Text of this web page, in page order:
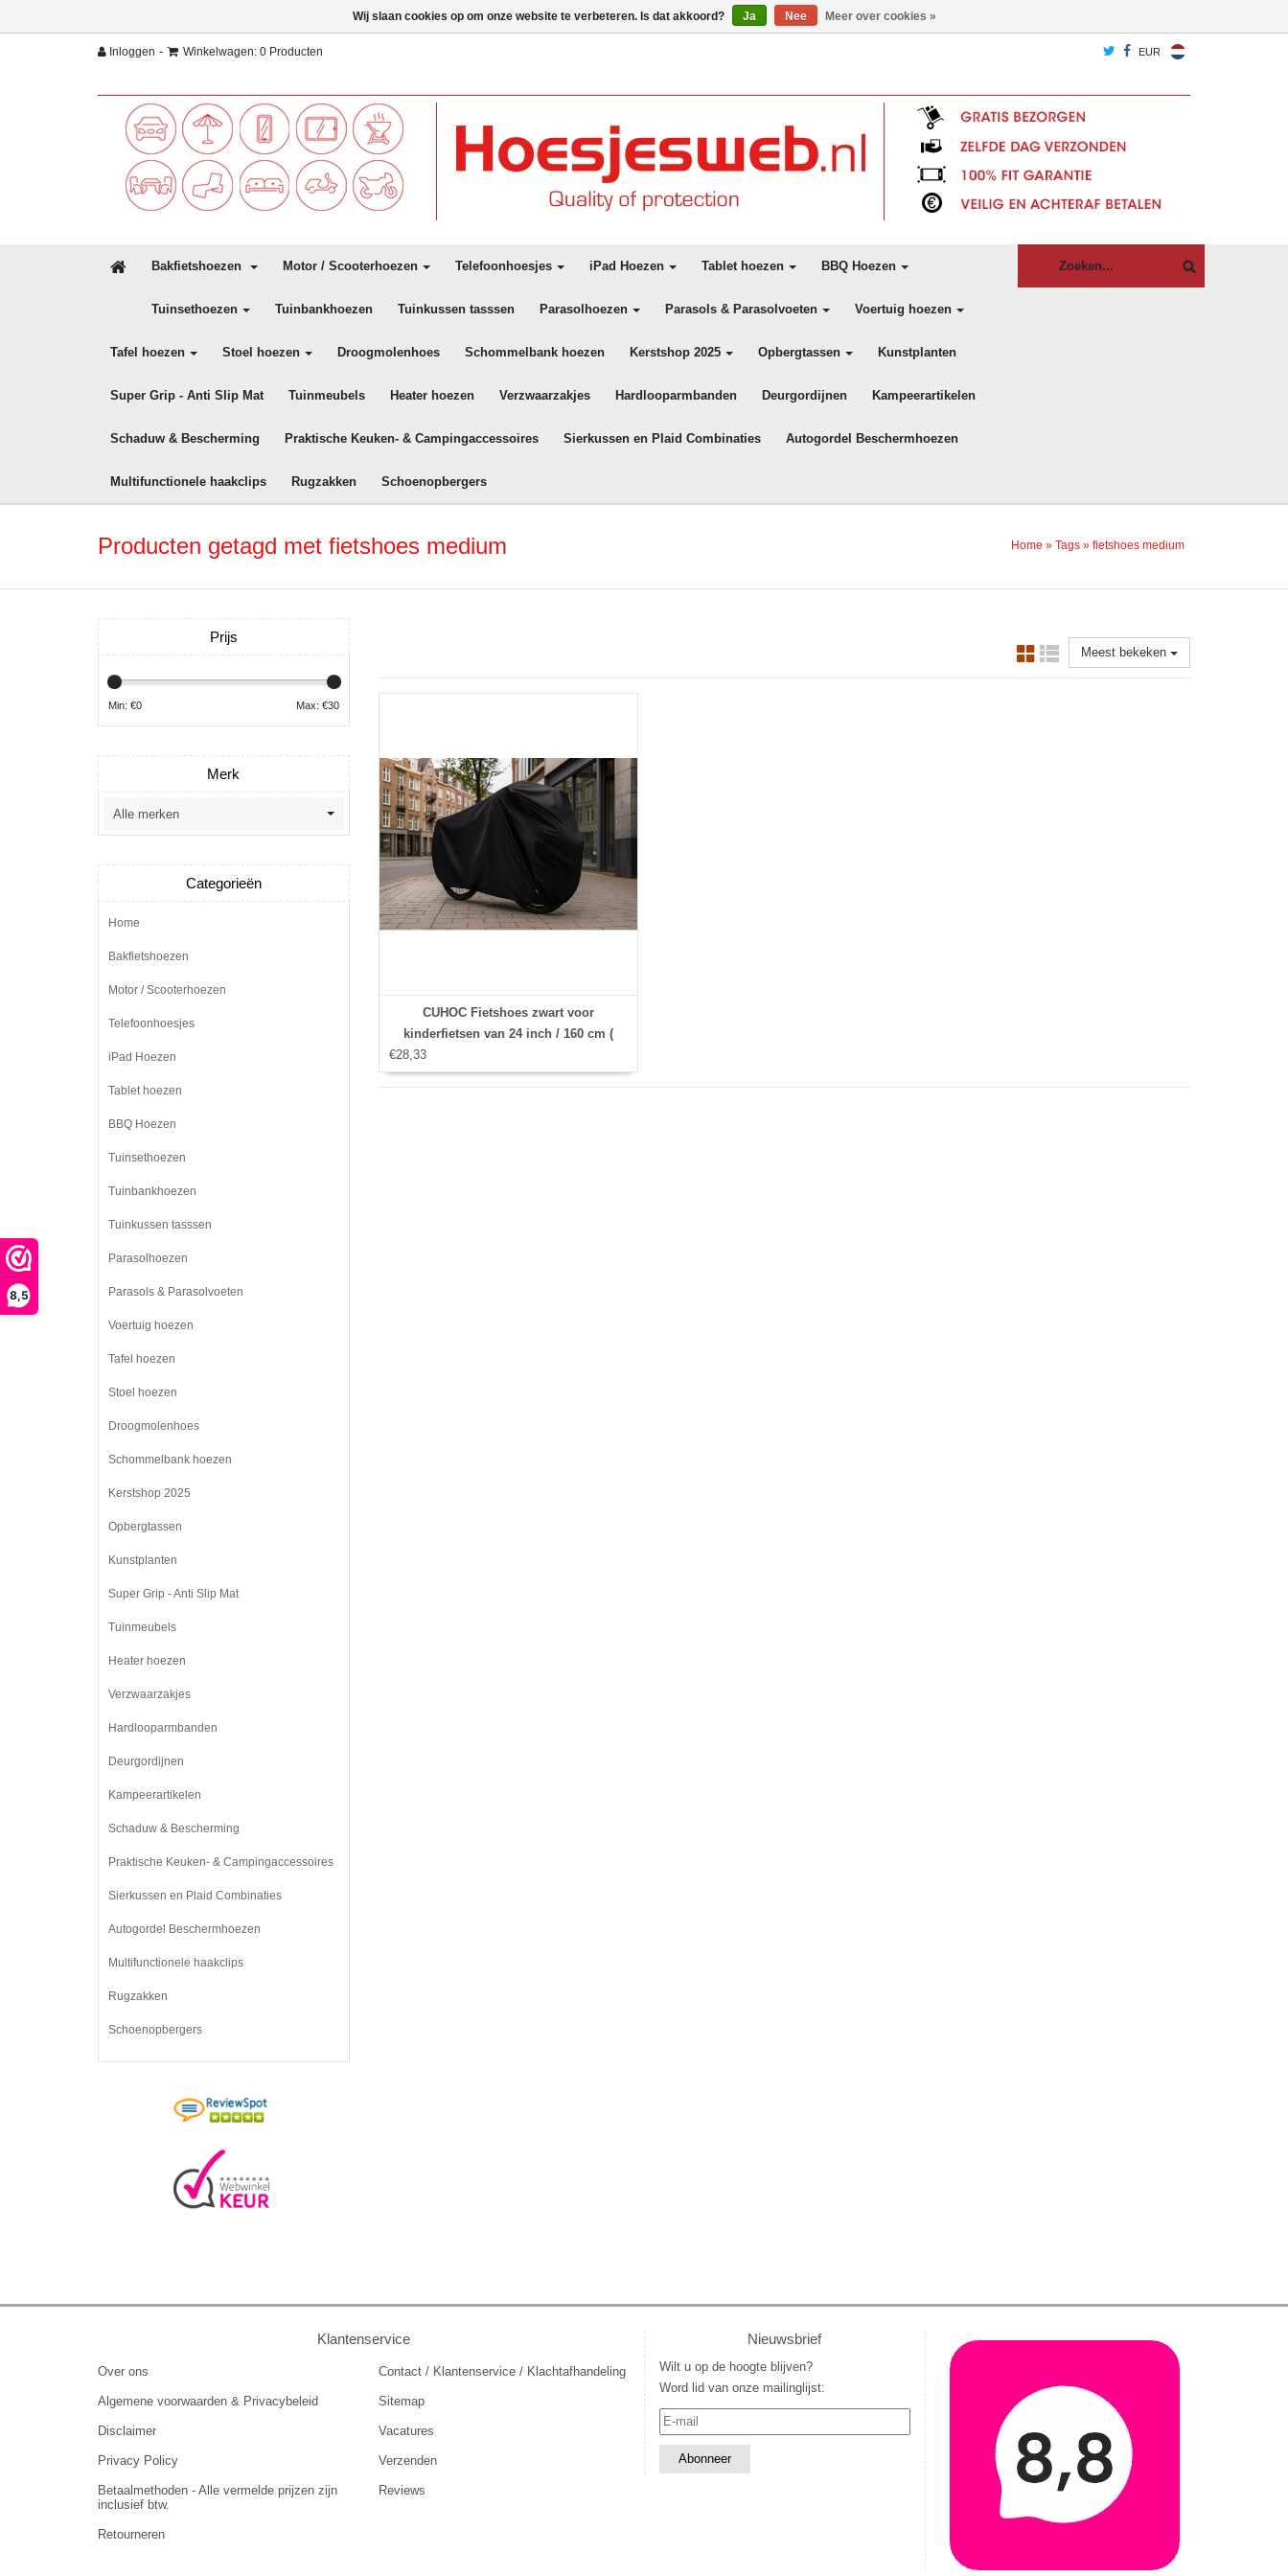
8,5
Inloggen - Winkelwagen: 0 Producten EUR
Bakfietshoezen Motor / Scooterhoezen Telefoonhoesjes iPad Hoezen Tablet hoezen BBQ Hoezen
Tuinsethoezen Tuinbankhoezen Tuinkussen tasssen Parasolhoezen Parasols & Parasolvoeten Voertuig hoezen
Tafel hoezen Stoel hoezen Droogmolenhoes Schommelbank hoezen Kerstshop 2025 Opbergtassen Kunstplanten
Super Grip - Anti Slip Mat Tuinmeubels Heater hoezen Verzwaarzakjes Hardlooparmbanden Deurgordijnen Kampeerartikelen
Schaduw & Bescherming Praktische Keuken- & Campingaccessoires Sierkussen en Plaid Combinaties Autogordel Beschermhoezen
Multifunctionele haakclips Rugzakken Schoenopbergers
Producten getagd met fietshoes medium Home » Tags » fietshoes medium
Meest bekeken
CUHOC Fietshoes zwart voor
kinderfietsen van 24 inch / 160 cm (
180x60x90) - Fiets Hoes in maat M -
Leeftijdscategorie 8-12 jaar
€28,33
Prijs
Min: €0 Max: €30
Merk
Categorieën
Home
Bakfietshoezen
Motor / Scooterhoezen
Telefoonhoesjes
iPad Hoezen
Tablet hoezen
BBQ Hoezen
Tuinsethoezen
Tuinbankhoezen
Tuinkussen tasssen
Parasolhoezen
Parasols & Parasolvoeten
Voertuig hoezen
Tafel hoezen
Stoel hoezen
Droogmolenhoes
Schommelbank hoezen
Kerstshop 2025
Opbergtassen
Kunstplanten
Super Grip - Anti Slip Mat
Tuinmeubels
Heater hoezen
Verzwaarzakjes
Hardlooparmbanden
Deurgordijnen
Kampeerartikelen
Schaduw & Bescherming
Praktische Keuken- & Campingaccessoires
Sierkussen en Plaid Combinaties
Autogordel Beschermhoezen
Multifunctionele haakclips
Rugzakken
Schoenopbergers
Klantenservice
Over ons
Algemene voorwaarden & Privacybeleid
Disclaimer
Privacy Policy
Betaalmethoden - Alle vermelde prijzen zijn
inclusief btw.
Retourneren
Contact / Klantenservice / Klachtafhandeling
Sitemap
Vacatures
Verzenden
Reviews
Nieuwsbrief
Wilt u op de hoogte blijven?
Word lid van onze mailinglijst:
Wij slaan cookies op om onze website te verbeteren. Is dat akkoord? Ja Nee Meer over cookies »